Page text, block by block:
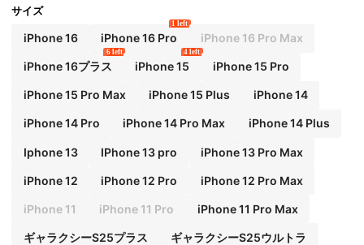
自分用 クリスマスギフト 誕生日 記念日に最適 iPhone
11 12 13 14 11Promax 12Promax 13Promax 14Proma
x XR 15 15PRO 15PROMAX GalaxyA05/A15/A25/A3
5/A53/A54/A55/S23/S24対応 スプリングギフト パ
ーティー 国際版 国内版ではありません
サイズ
iPhone 16 iPhone 16 Pro
1 left
iPhone 16 Pro Max
iPhone 16プラス
6 left
iPhone 15
4 left
iPhone 15 Pro
iPhone 15 Pro Max iPhone 15 Plus iPhone 14
iPhone 14 Pro iPhone 14 Pro Max iPhone 14 Plus
Iphone 13 IPhone 13 pro iPhone 13 Pro Max
iPhone 12 iPhone 12 Pro iPhone 12 Pro Max
iPhone 11 iPhone 11 Pro iPhone 11 Pro Max
ギャラクシーS25プラス ギャラクシーS25ウルトラ